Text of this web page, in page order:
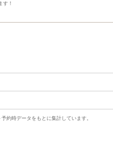
す！
約時データをもとに集計しています。